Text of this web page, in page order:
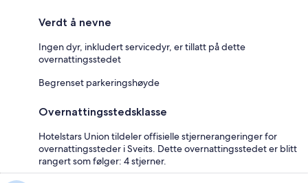
Verdt å nevne
Ingen dyr, inkludert servicedyr, er tillatt på dette
overnattingsstedet
Begrenset parkeringshøyde
Overnattingsstedsklasse
Hotelstars Union tildeler offisielle stjernerangeringer for
overnattingssteder i Sveits. Dette overnattingsstedet er blitt
rangert som følger: 4 stjerner.